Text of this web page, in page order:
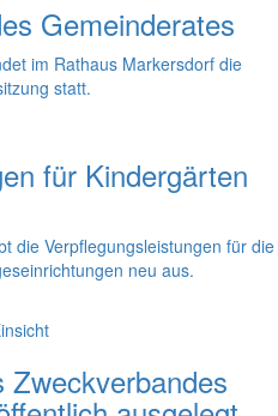
Gemeinderates
im Rathaus Markersdorf die
statt.
für Kindergärten
die Verpflegungsleistungen für die
neu aus.
Zweckverbandes